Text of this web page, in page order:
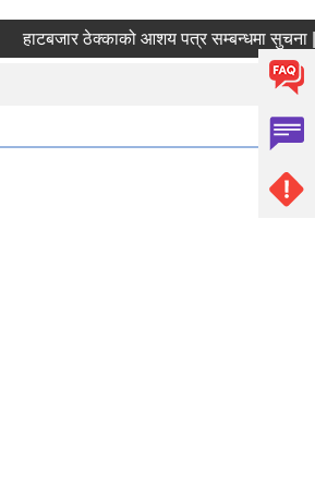
हाटबजार ठेक्काको आशय पत्र सम्बन्धमा सुचना |